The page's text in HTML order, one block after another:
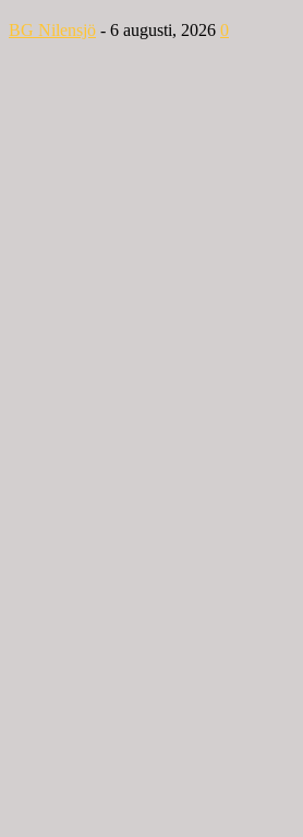
BG Nilensjö - 6 augusti, 2026 0